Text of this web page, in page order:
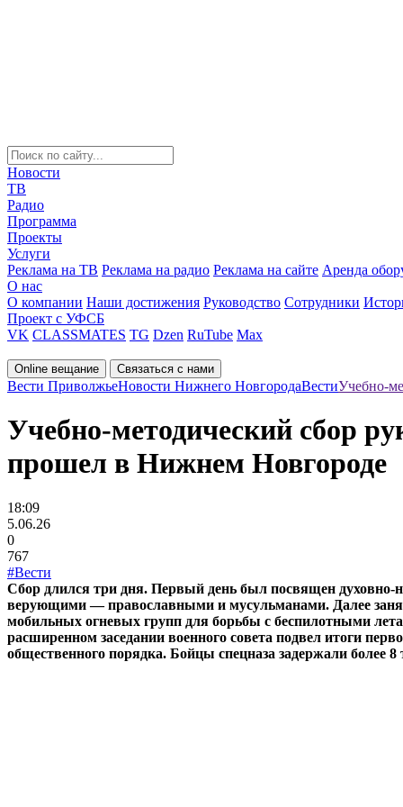
Новости
ТВ
Радио
Программа
Проекты
Услуги
Реклама на ТВ Реклама на радио Реклама на сайте Аренда
О нас
О компании Наши достижения Руководство Сотрудники
Проект с УФСБ
VK CLASSMATES TG Dzen RuTube Max
Online вещание Связаться с нами
Вести ПриволжьеНовости Нижнего НовгородаВестиУчебно-
Учебно-методический сбор
прошел в Нижнем Новгороде
18:09
5.06.26
0
767
#Вести
Сбор длился три дня. Первый день был посвящен
верующими — православными и мусульманами. Далее
мобильных огневых групп для борьбы с беспилотными
расширенном заседании военного совета подвел итоги
общественного порядка. Бойцы спецназа задержали более